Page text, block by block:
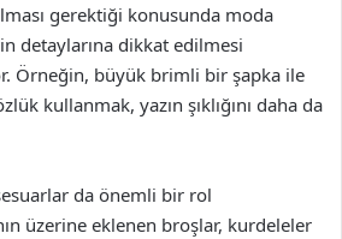
gerektiği konusunda moda
detaylarına dikkat edilmesi
Örneğin, büyük brimli bir şapka ile
kullanmak, yazın şıklığını daha da
da önemli bir rol
üzerine eklenen broşlar, kurdeleler